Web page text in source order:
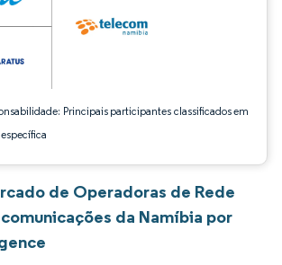
Principais participantes classificados em
de Operadoras de Rede
da Namíbia por